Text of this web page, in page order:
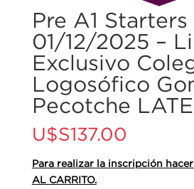
Pre A1 Starters
01/12/2025 –
Exclusivo
Logosófico
Pecotche
U$S137.00
Para realizar la inscripción
AL CARRITO.